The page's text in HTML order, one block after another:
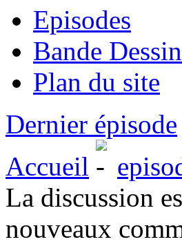
Episodes
Bande
Plan du site
Dernier épisode
Accueil
La discussion
nouveaux